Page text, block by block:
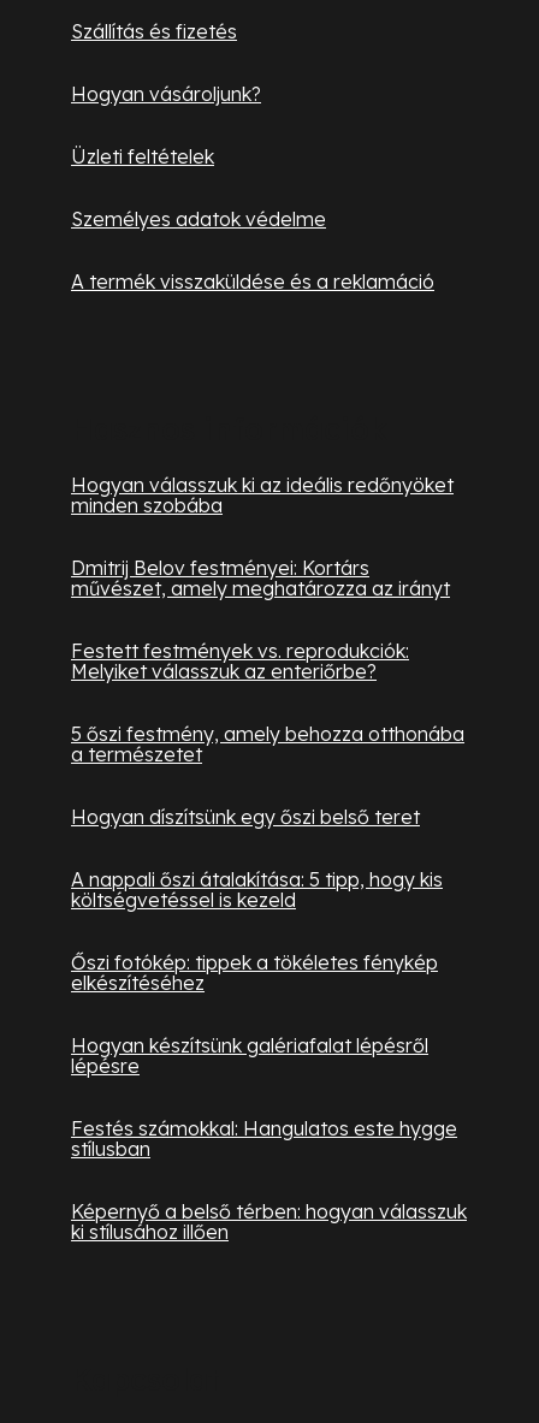
Szállítás és fizetés
Hogyan vásároljunk?
Üzleti feltételek
Személyes adatok védelme
A termék visszaküldése és a reklamáció
Hogyan válasszuk ki az ideális redőnyöket
minden szobába
Dmitrij Belov festményei: Kortárs
művészet, amely meghatározza az irányt
Festett festmények vs. reprodukciók:
Melyiket válasszuk az enteriőrbe?
5 őszi festmény, amely behozza otthonába
a természetet
Hogyan díszítsünk egy őszi belső teret
A nappali őszi átalakítása: 5 tipp, hogy kis
költségvetéssel is kezeld
Őszi fotókép: tippek a tökéletes fénykép
elkészítéséhez
Hogyan készítsünk galériafalat lépésről
lépésre
Festés számokkal: Hangulatos este hygge
stílusban
Képernyő a belső térben: hogyan válasszuk
ki stílusához illően